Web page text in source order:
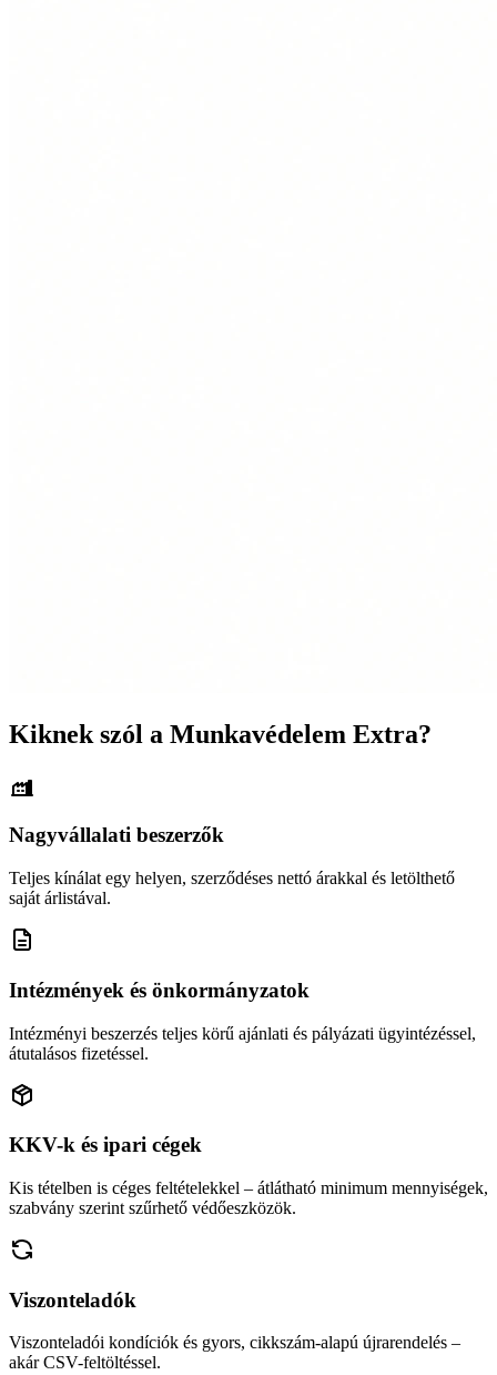
Kiknek szól a Munkavédelem Extra?
Nagyvállalati beszerzők
Teljes kínálat egy helyen, szerződéses nettó árakkal és letölthető
saját árlistával.
Intézmények és önkormányzatok
Intézményi beszerzés teljes körű ajánlati és pályázati ügyintézéssel,
átutalásos fizetéssel.
KKV-k és ipari cégek
Kis tételben is céges feltételekkel – átlátható minimum mennyiségek,
szabvány szerint szűrhető védőeszközök.
Viszonteladók
Viszonteladói kondíciók és gyors, cikkszám-alapú újrarendelés –
akár CSV-feltöltéssel.